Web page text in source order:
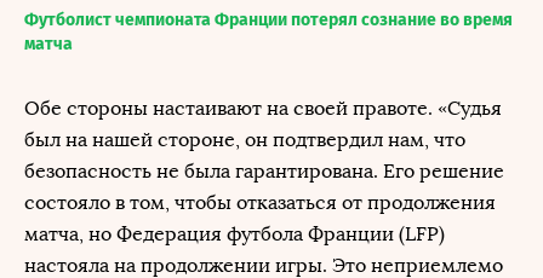
Футболист чемпионата Франции потерял сознание во время
матча
Обе стороны настаивают на своей правоте. «Судья
был на нашей стороне, он подтвердил нам, что
безопасность не была гарантирована. Его решение
состояло в том, чтобы отказаться от продолжения
матча, но Федерация футбола Франции (LFP)
настояла на продолжении игры. Это неприемлемо